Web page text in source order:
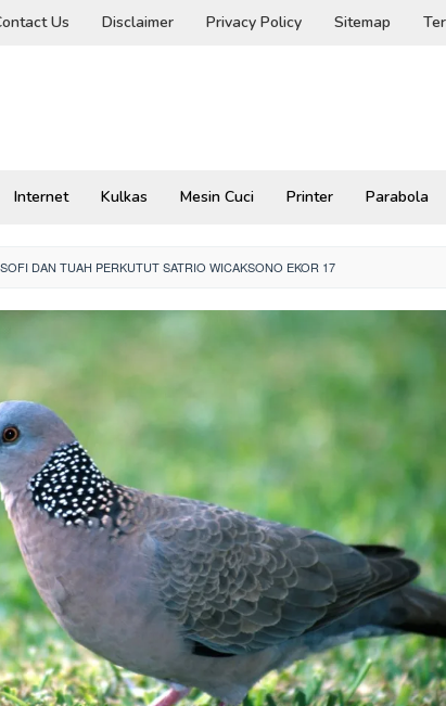
Us Disclaimer Privacy Policy Sitemap
Internet Kulkas Mesin Cuci Printer Parabola
DAN TUAH PERKUTUT SATRIO WICAKSONO EKOR 17